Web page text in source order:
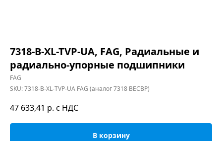
7318-B-XL-TVP-UA, FAG, Радиальные и
радиально-упорные подшипники
FAG
SKU:7318-B-XL-TVP-UA FAG (аналог 7318 BECBP)
47 633,41 р. с НДС
В корзину